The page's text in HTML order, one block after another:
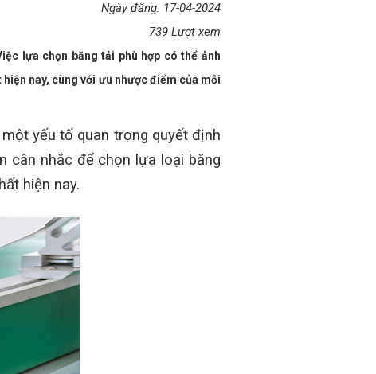
Ngày đăng: 17-04-2024
739 Lượt xem
lựa chọn băng tải phù hợp có thể ảnh
nay, cùng với ưu nhược điểm của mỗi
yếu tố quan trọng quyết định
cân nhắc để chọn lựa loại băng
hiện nay.